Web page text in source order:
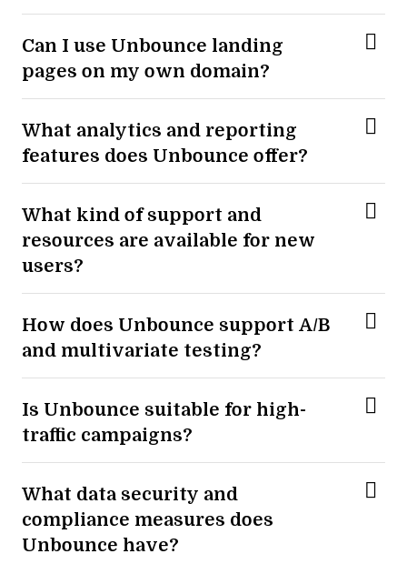
Can I use Unbounce landing
pages on my own domain?
What analytics and reporting
features does Unbounce offer?
What kind of support and
resources are available for new
users?
How does Unbounce support A/B
and multivariate testing?
Is Unbounce suitable for high-
traffic campaigns?
What data security and
compliance measures does
Unbounce have?